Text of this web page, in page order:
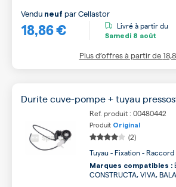
18,86 €
Vendu neuf parCellastor
Livré à partir du
Samedi 8 août
Plus d’offres à partir de
Durite cuve-pompe + tuyau
Ref. produit : 00480442
Produit Original
(2)
Tuyau - Fixation -
Marques compatibles :
CONSTRUCTA, VIVA,